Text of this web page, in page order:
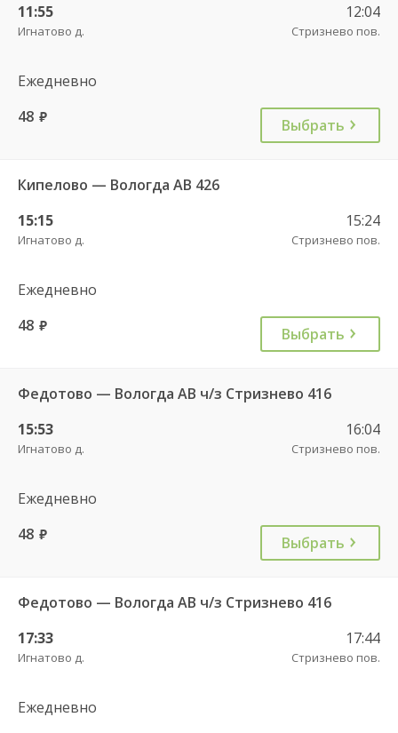
11:55
Игнатово д.
12:04
Стризнево пов.
Ежедневно
48 руб. Выбрать
Кипелово — Вологда АВ 426
15:15
Игнатово д.
15:24
Стризнево пов.
Ежедневно
48 руб. Выбрать
Федотово — Вологда АВ ч/з Стризнево 416
15:53
Игнатово д.
16:04
Стризнево пов.
Ежедневно
48 руб. Выбрать
Федотово — Вологда АВ ч/з Стризнево 416
17:33
Игнатово д.
17:44
Стризнево пов.
Ежедневно